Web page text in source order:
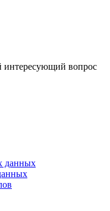
интересующий вопрос
данных